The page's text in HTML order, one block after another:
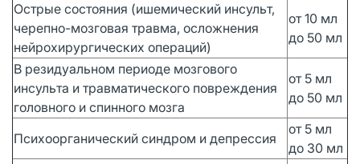
Острые состояния (ишемический инсульт,
черепно-мозговая травма, осложнения
нейрохирургических операций)
от 10 мл
до 50 мл
В резидуальном периоде мозгового
инсульта и травматического повреждения
головного и спинного мозга
от 5 мл
до 50 мл
Психоорганический синдром и депрессия
от 5 мл
до 30 мл